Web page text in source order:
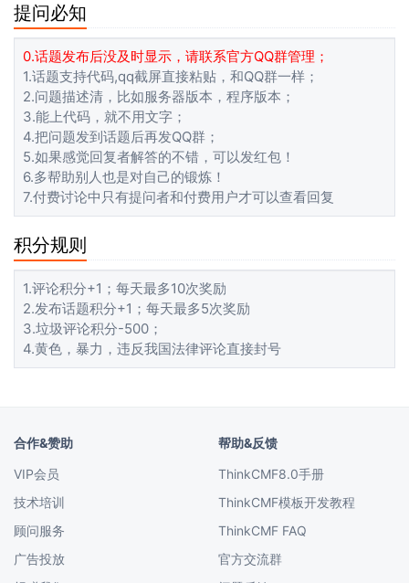
提问必知
0.话题发布后没及时显示，请联系官方QQ群管理；
1.话题支持代码,qq截屏直接粘贴，和QQ群一样；
2.问题描述清，比如服务器版本，程序版本；
3.能上代码，就不用文字；
4.把问题发到话题后再发QQ群；
5.如果感觉回复者解答的不错，可以发红包！
6.多帮助别人也是对自己的锻炼！
7.付费讨论中只有提问者和付费用户才可以查看回复
积分规则
1.评论积分+1；每天最多10次奖励
2.发布话题积分+1；每天最多5次奖励
3.垃圾评论积分-500；
4.黄色，暴力，违反我国法律评论直接封号
合作&赞助
VIP会员
技术培训
顾问服务
广告投放
帮助&反馈
ThinkCMF8.0手册
ThinkCMF模板开发教程
ThinkCMF FAQ
官方交流群